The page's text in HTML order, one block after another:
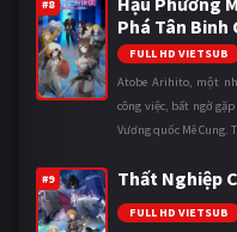
#8
Phá Tân Binh
FULL HD VIETSUB
Atobe Arihito, một
công việc, bất ngờ
Vương quốc Mê
#9 Thất Nghiệp
FULL HD VIETSUB